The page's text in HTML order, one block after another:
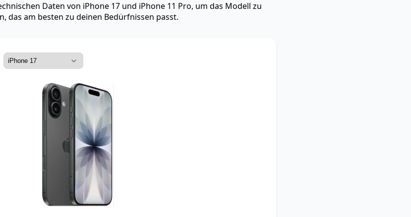
Daten von iPhone 17 und iPhone 11 Pro, um das Modell zu
das am besten zu deinen Bedürfnissen passt.